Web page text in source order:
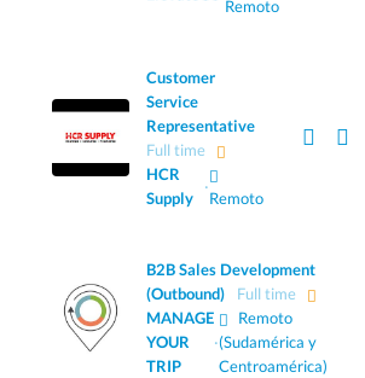
Remoto
Customer
Service
Representative
Full time
HCR
Supply
·
Remoto
B2B Sales Development
(Outbound)
Full time
MANAGE
YOUR
TRIP
·
Remoto
(Sudamérica y
Centroamérica)